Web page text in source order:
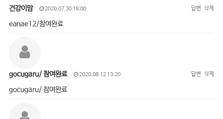
건강이맘 2020.07.30 16:00 답변 삭제
eanae12/참여완료
gocugaru/ 참여완료 2020.08.12 13:20 답변 삭제
gocugaru/ 참여완료